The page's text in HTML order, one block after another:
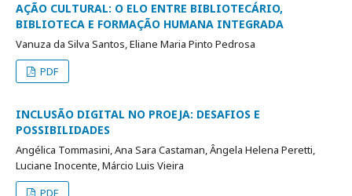
AÇÃO CULTURAL: O ELO ENTRE BIBLIOTECÁRIO,
BIBLIOTECA E FORMAÇÃO HUMANA INTEGRADA
Vanuza da Silva Santos, Eliane Maria Pinto Pedrosa
PDF
INCLUSÃO DIGITAL NO PROEJA: DESAFIOS E
POSSIBILIDADES
Angélica Tommasini, Ana Sara Castaman, Ângela Helena Peretti,
Luciane Inocente, Márcio Luis Vieira
PDF